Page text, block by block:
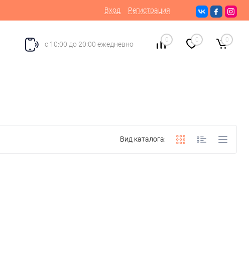
Вход Регистрация
с 10:00 до 20:00 ежедневно
0 0 0
Вид каталога: